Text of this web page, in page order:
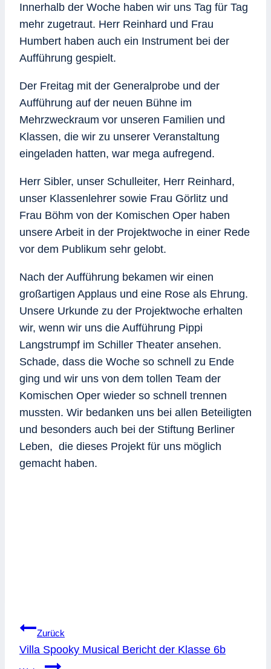
Innerhalb der Woche haben wir uns Tag für Tag
mehr zugetraut. Herr Reinhard und Frau
Humbert haben auch ein Instrument bei der
Aufführung gespielt.
Der Freitag mit der Generalprobe und der
Aufführung auf der neuen Bühne im
Mehrzweckraum vor unseren Familien und
Klassen, die wir zu unserer Veranstaltung
eingeladen hatten, war mega aufregend.
Herr Sibler, unser Schulleiter, Herr Reinhard,
unser Klassenlehrer sowie Frau Görlitz und
Frau Böhm von der Komischen Oper haben
unsere Arbeit in der Projektwoche in einer Rede
vor dem Publikum sehr gelobt.
Nach der Aufführung bekamen wir einen
großartigen Applaus und eine Rose als Ehrung.
Unsere Urkunde zu der Projektwoche erhalten
wir, wenn wir uns die Aufführung Pippi
Langstrumpf im Schiller Theater ansehen.
Schade, dass die Woche so schnell zu Ende
ging und wir uns von dem tollen Team der
Komischen Oper wieder so schnell trennen
mussten. Wir bedanken uns bei allen Beteiligten
und besonders auch bei der Stiftung Berliner
Leben, die dieses Projekt für uns möglich
gemacht haben.
Beitragsnavigation
Zurück
Villa Spooky Musical Bericht der Klasse 6b